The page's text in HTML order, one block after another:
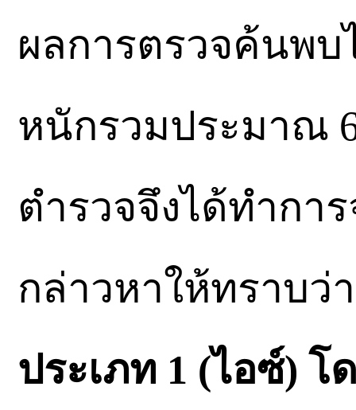
ผลการตรวจค้นพบ
หนักรวมประมาณ
ตำรวจจึงได้ทำกา
กล่าวหาให้ทราบว่
ประเภท 1 (ไอซ์)